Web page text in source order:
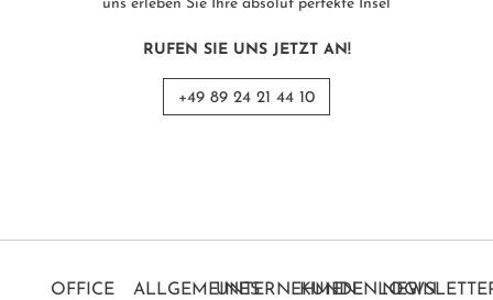
uns erleben Sie Ihre absolut perfekte Insel
RUFEN SIE UNS JETZT AN!
+49 89 24 21 44 10
OFFICE ALLGEMEINESUNTERNEHMENKUNDENLOGIN